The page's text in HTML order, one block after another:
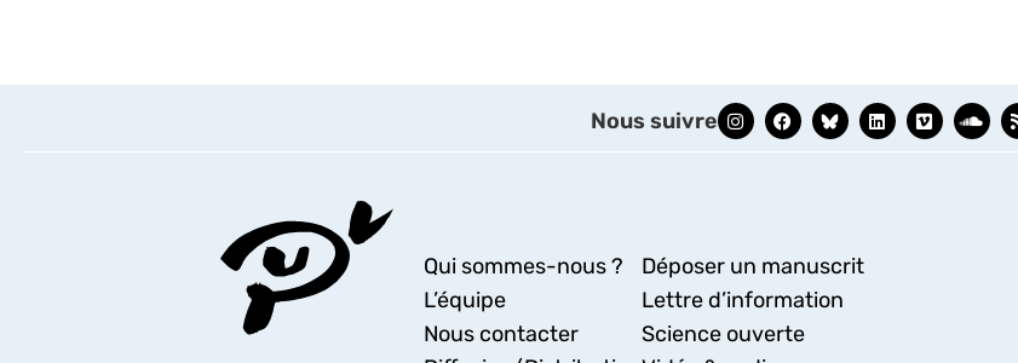
Nous suivre
Qui sommes-nous ?
L’équipe
Nous contacter
Déposer un manuscrit
Lettre d’information
Science ouverte